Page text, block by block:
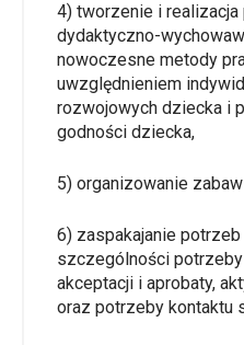
4) tworzenie i realizacja
dydaktyczno-
nowoczesne metody
uwzględnieniem
rozwojowych dziecka i
godności dziecka,
5) organizowanie
6) zaspakajanie
szczególności
akceptacji i aprobaty,
oraz potrzeby kontaktu